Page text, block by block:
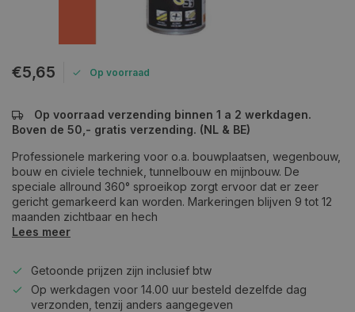
€5,65 Op voorraad
Op voorraad verzending binnen 1 a 2 werkdagen.
Boven de 50,- gratis verzending. (NL & BE)
Professionele markering voor o.a. bouwplaatsen, wegenbouw,
bouw en civiele techniek, tunnelbouw en mijnbouw. De
speciale allround 360° sproeikop zorgt ervoor dat er zeer
gericht gemarkeerd kan worden. Markeringen blijven 9 tot 12
maanden zichtbaar en hech
Lees meer
Getoonde prijzen zijn inclusief btw
Op werkdagen voor 14.00 uur besteld dezelfde dag
verzonden, tenzij anders aangegeven